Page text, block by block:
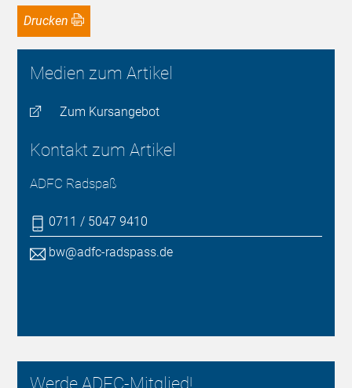
Drucken
Medien zum Artikel
Zum Kursangebot
Kontakt zum Artikel
ADFC Radspaß
0711 / 5047 9410
bw@adfc-radspass.de
Werde ADFC-Mitglied!